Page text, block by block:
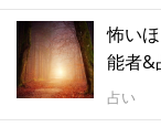
怖い
能者&
占い